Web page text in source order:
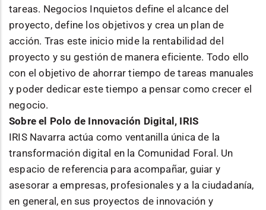
tareas. Negocios Inquietos define el alcance del
proyecto, define los objetivos y crea un plan de
acción. Tras este inicio mide la rentabilidad del
proyecto y su gestión de manera eficiente. Todo ello
con el objetivo de ahorrar tiempo de tareas manuales
y poder dedicar este tiempo a pensar como crecer el
negocio.
Sobre el Polo de Innovación Digital, IRIS
IRIS Navarra actúa como ventanilla única de la
transformación digital en la Comunidad Foral. Un
espacio de referencia para acompañar, guiar y
asesorar a empresas, profesionales y a la ciudadanía,
en general, en sus proyectos de innovación y